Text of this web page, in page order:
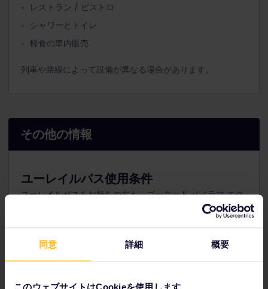
同意 詳細 概要
このウェブサイトはCookieを使用します
レストラン / ビストロ
シャワーとトイレ
軽食の車内販売
列車や路線によって設備が異なる場合があります。
その他の情報
ユーレイルパス使用条件
ユーレイルパスをお持ちの方も、ゴッタード パノラマ エク
スプレスを利用する際はサーチャージを支払う必要がありま
nd class）が 23 CHF （21 ユー
ェルン湖を航行する船の料金が50% 引きとなります。